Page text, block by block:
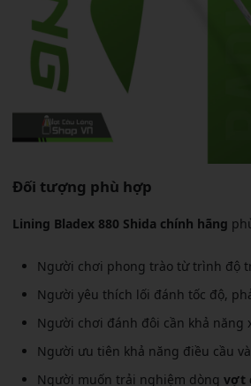
Đối tượng phù hợp
Lining Bladex 880 Shida chính hãng
Người chơi phong trào từ trình độ
Người yêu thích lối đánh tốc độ,
Người chơi đánh đôi cần khả năng
Người ưu tiên khả năng điều cầu
Người muốn trải nghiệm dòng vợt